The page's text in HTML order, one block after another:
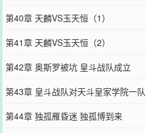
第40章 天麟VS玉天恒（1）
第41章 天麟VS玉天恒（2）
第42章 奥斯罗被坑 皇斗战队成立
第43章 皇斗战队对天斗皇家学院一队
第44章 独孤雁昏迷 独孤博到来